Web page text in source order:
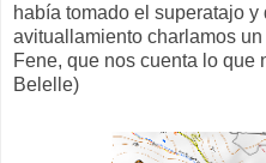
había tomado el superatajo y
avituallamiento charlamos
Fene, que nos cuenta lo que
Belelle)